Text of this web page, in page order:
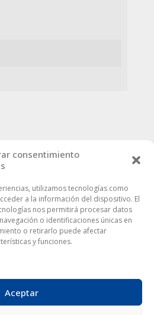
consentimiento
utilizamos tecnologías como
a la información del dispositivo. El
nos permitirá procesar datos
o identificaciones únicas en
o retirarlo puede afectar
y funciones.
Aceptar
para mejorar tu experiencia. Al